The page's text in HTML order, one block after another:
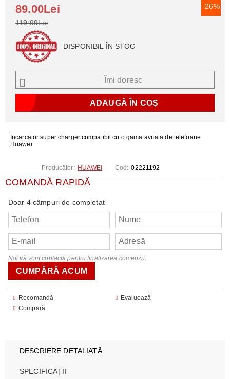
Incarcator super charger compatibil cu o gama avriata de telefoane
Huawei
Producător: HUAWEI Cod: 02221192
COMANDĂ RAPIDĂ
Doar 4 câmpuri de completat
Noi vă vom contacta pentru finalizarea comenzii.
Recomandă
Evaluează
Compară
-26%
89.00Lei
119.99Lei
DISPONIBIL ÎN STOC
Îmi doresc
DESCRIERE DETALIATĂ
SPECIFICAȚII